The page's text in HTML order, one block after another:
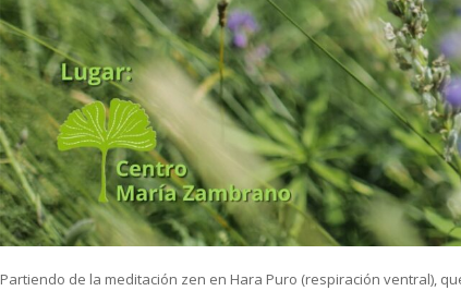
Partiendo de la meditación zen en Hara Puro (respiración ventral),